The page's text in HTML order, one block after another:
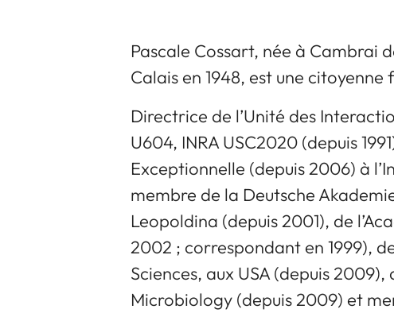
Pascale Cossart, née à Cambrai
Calais en 1948, est une citoyenne
Directrice de l’Unité des
U604, INRA USC2020 (depuis
Exceptionnelle (depuis 2006) à
membre de la Deutsche
Leopoldina (depuis 2001), de
2002 ; correspondant en 1999),
Sciences, aux USA (depuis
Microbiology (depuis 2009) et